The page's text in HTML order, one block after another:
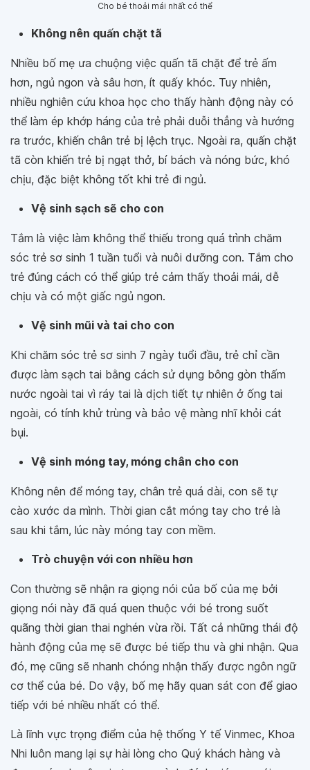
Cho bé thoải mái nhất có thể
Không nên quấn chặt tã
Nhiều bố mẹ ưa chuộng việc quấn tã chặt để trẻ ấm
hơn, ngủ ngon và sâu hơn, ít quấy khóc. Tuy nhiên,
nhiều nghiên cứu khoa học cho thấy hành động này có
thể làm ép khớp háng của trẻ phải duỗi thẳng và hướng
ra trước, khiến chân trẻ bị lệch trục. Ngoài ra, quấn chặt
tã còn khiến trẻ bị ngạt thở, bí bách và nóng bức, khó
chịu, đặc biệt không tốt khi trẻ đi ngủ.
Vệ sinh sạch sẽ cho con
Tắm là việc làm không thể thiếu trong quá trình chăm
sóc trẻ sơ sinh 1 tuần tuổi và nuôi dưỡng con. Tắm cho
trẻ đúng cách có thể giúp trẻ cảm thấy thoải mái, dễ
chịu và có một giấc ngủ ngon.
Vệ sinh mũi và tai cho con
Khi chăm sóc trẻ sơ sinh 7 ngày tuổi đầu, trẻ chỉ cần
được làm sạch tai bằng cách sử dụng bông gòn thấm
nước ngoài tai vì ráy tai là dịch tiết tự nhiên ở ống tai
ngoài, có tính khử trùng và bảo vệ màng nhĩ khỏi cát
bụi.
Vệ sinh móng tay, móng chân cho con
Không nên để móng tay, chân trẻ quá dài, con sẽ tự
cào xước da mình. Thời gian cắt móng tay cho trẻ là
sau khi tắm, lúc này móng tay con mềm.
Trò chuyện với con nhiều hơn
Con thường sẽ nhận ra giọng nói của bố của mẹ bởi
giọng nói này đã quá quen thuộc với bé trong suốt
quãng thời gian thai nghén vừa rồi. Tất cả những thái độ
hành động của mẹ sẽ được bé tiếp thu và ghi nhận. Qua
đó, mẹ cũng sẽ nhanh chóng nhận thấy được ngôn ngữ
cơ thể của bé. Do vậy, bố mẹ hãy quan sát con để giao
tiếp với bé nhiều nhất có thể.
Là lĩnh vực trọng điểm của hệ thống Y tế Vinmec, Khoa
Nhi luôn mang lại sự hài lòng cho Quý khách hàng và